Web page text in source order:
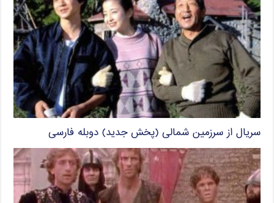
سریال از سرزمین شمالی (پخش جدید) دوبله فارسی